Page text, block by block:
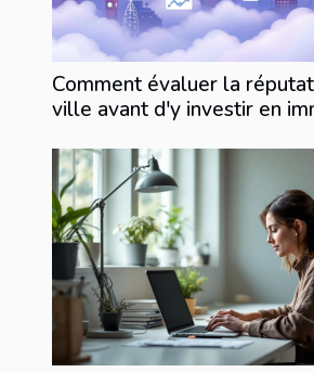
Comment évaluer la
ville avant d'y investir en